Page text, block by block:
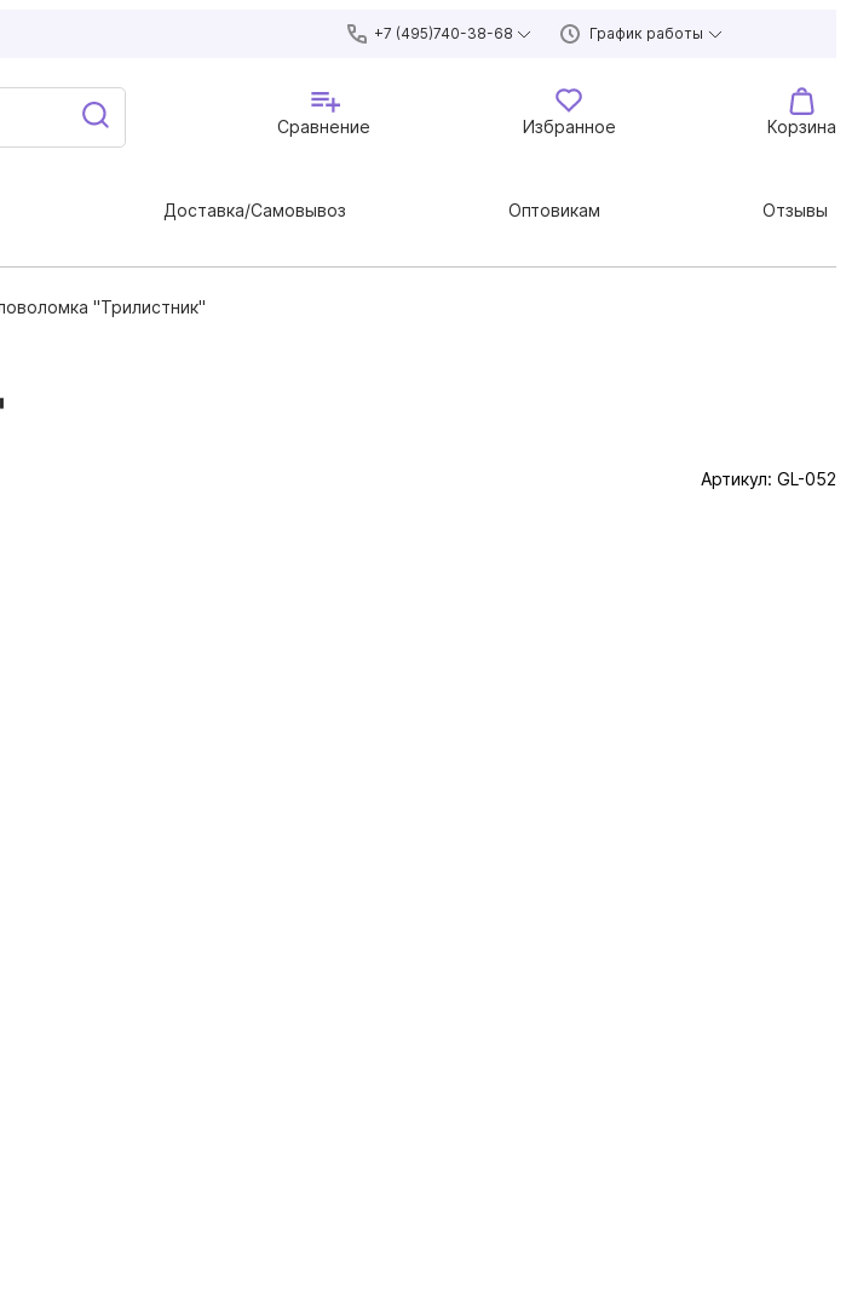
+7 (495)740-38-68 График работы
Сравнение Избранное Корзина
Доставка/Самовывоз Оптовикам Отзывы
"Трилистник"
Артикул: GL-052